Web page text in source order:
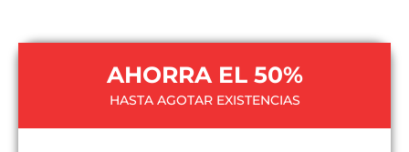
AHORRA EL 50%
HASTA AGOTAR EXISTENCIAS